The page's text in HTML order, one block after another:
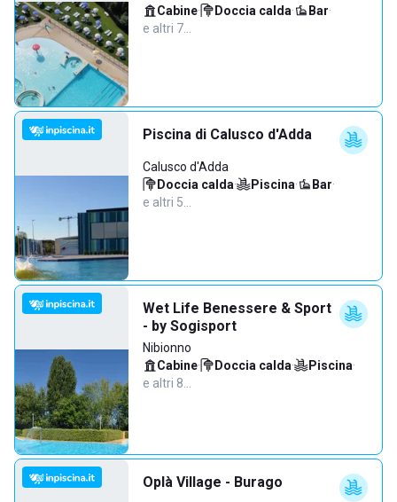
Cabine· Doccia calda· Bar·
e altri 7…
Piscina di Calusco d'Adda
Calusco d'Adda
Doccia calda· Piscina· Bar·
e altri 5…
Wet Life Benessere & Sport
- by Sogisport
Nibionno
Cabine· Doccia calda· Piscina·
e altri 8…
Oplà Village - Burago